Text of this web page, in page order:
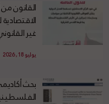
القانون
الاقتصادية
غير
يوليو 18, 2026
بحث